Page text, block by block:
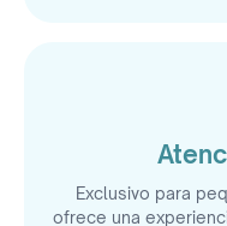
Exclusivo para
ofrece una